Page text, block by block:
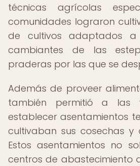
técnicas agrícolas
comunidades lograron
de cultivos adaptados a
cambiantes de las
praderas por las que se
Además de proveer
también permitió a las
establecer asentamientos
cultivaban sus cosechas y
Estos asentamientos no
centros de abastecimiento